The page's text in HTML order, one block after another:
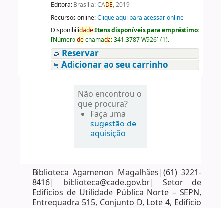
Editora: Brasília: CADE, 2019
Recursos online:Clique aqui para acessar online
Disponibilidade:Itens disponíveis para empréstimo:
[Númerodechamada:341.3787 W926] (1).
Reservar
Adicionar ao seu carrinho
Não encontrou o
que procura?
Faça uma
sugestão de
aquisição
Biblioteca Agamenon Magalhães|(61) 3221-
8416| biblioteca@cade.gov.br| Setor de
Edifícios de Utilidade Pública Norte – SEPN,
Entrequadra 515, Conjunto D, Lote 4, Edifício